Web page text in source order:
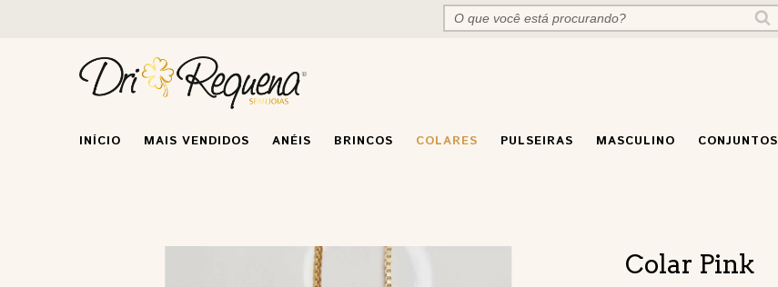
INÍCIO MAIS VENDIDOS ANÉIS BRINCOS COLARES PULSEIRAS MASCULINO CONJUNTOS
Colar Pink